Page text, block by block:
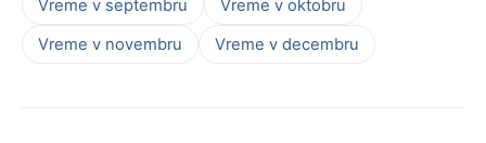
Vreme v septembru
Vreme v oktobru
Vreme v novembru
Vreme v decembru